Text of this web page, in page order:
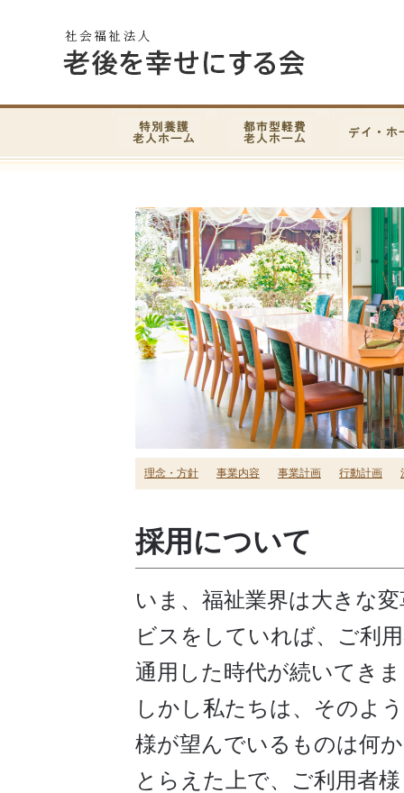
理念・方針 事業内容 事業計画 行動計画
採用について
いま、福祉業界は大きな
ビスをしていれば、ご利
通用した時代が続いてき
しかし私たちは、そのよ
様が望んでいるものは何
とらえた上で、ご利用者